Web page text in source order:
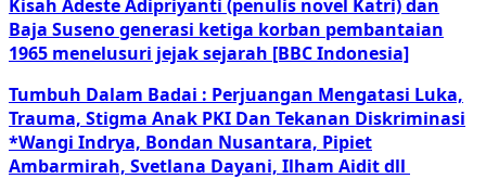
Kisah Adeste Adipriyanti (penulis novel Katri) dan
Baja Suseno generasi ketiga korban pembantaian
1965 menelusuri jejak sejarah [BBC Indonesia]
Tumbuh Dalam Badai : Perjuangan Mengatasi Luka,
Trauma, Stigma Anak PKI Dan Tekanan Diskriminasi
*Wangi Indrya, Bondan Nusantara, Pipiet
Ambarmirah, Svetlana Dayani, Ilham Aidit dll